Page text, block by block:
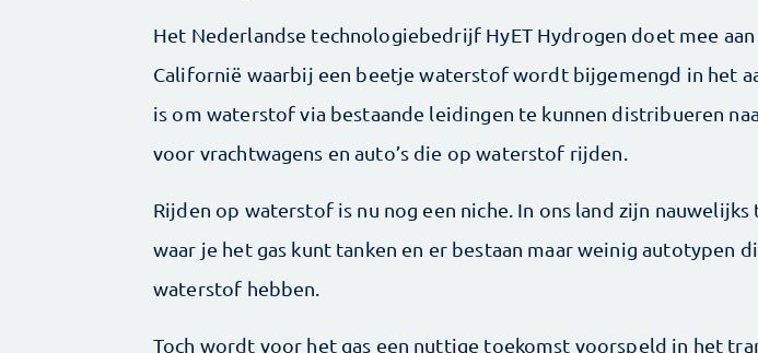
Het Nederlandse technologiebedrijf HyET Hydrogen doet mee
Californië waarbij een beetje waterstof wordt bijgemengd in het
is om waterstof via bestaande leidingen te kunnen distribueren
voor vrachtwagens en auto’s die op waterstof rijden.
Rijden op waterstof is nu nog een niche. In ons land zijn
waar je het gas kunt tanken en er bestaan maar weinig autotypen
waterstof hebben.
Toch wordt voor het gas een nuttige toekomst voorspeld in het